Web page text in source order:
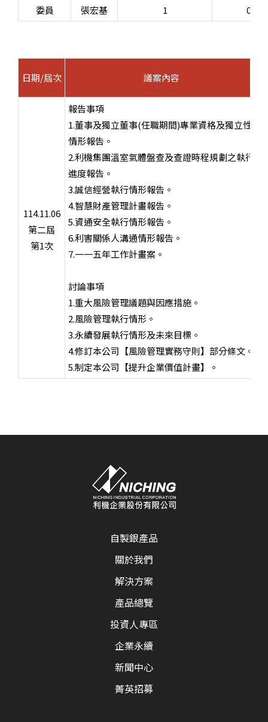
委員
張宏基 1 0
日期/屆次 議案內容
114.11.06
第二屆
第1次
報告事項
1.董事及獨立董事(任職期間)專業資格及獨立性
情形報告。
2.利機集團溫室氣體盤查及查證時程規劃之執行
進度報告。
3.誠信經營執行情形報告。
4.智慧財產管理計畫報告。
5.資通安全執行情形報告。
6.利害關係人溝通情形報告。
7.一一五年工作計畫案。
討論事項
1.重大風險管理議題與因應措施。
2.風險管理執行情形。
3.永續發展執行情形及未來目標。
4.修訂本公司【風險管理實務守則】部分條文。
5.制定本公司【提升企業價值計畫】。
自製銀產品
關於我們
解決方案
產品總覽
投資人專區
企業永續
新聞中心
菁英招募